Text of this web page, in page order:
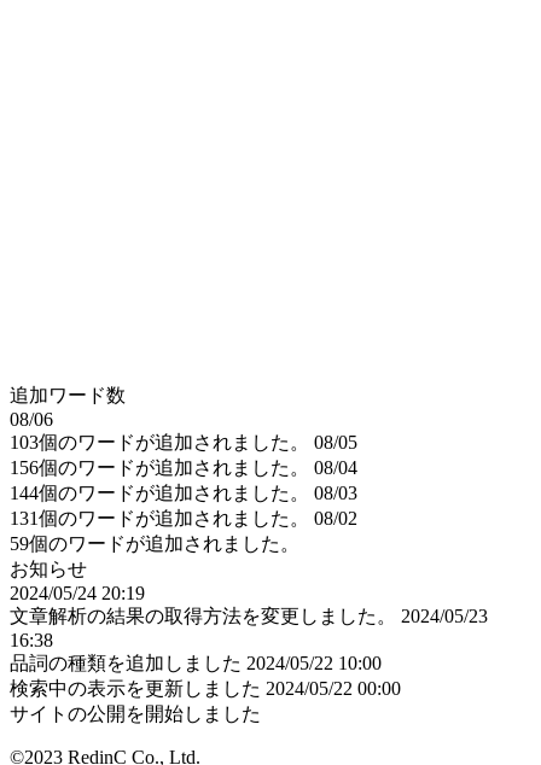
追加ワード数
08/06
103個のワードが追加されました。
08/05
156個のワードが追加されました。
08/04
144個のワードが追加されました。
08/03
131個のワードが追加されました。
08/02
59個のワードが追加されました。
お知らせ
2024/05/24 20:19
文章解析の結果の取得方法を変更しました。
2024/05/23
16:38
品詞の種類を追加しました 2024/05/22 10:00
検索中の表示を更新しました 2024/05/22 00:00
サイトの公開を開始しました
©2023 RedinC Co., Ltd.